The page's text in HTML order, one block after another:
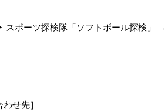
スポーツ探検隊「ソフトボール探検」
わせ先］